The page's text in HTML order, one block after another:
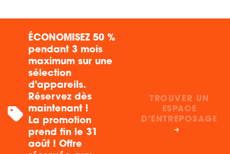
ÉCONOMISEZ 50 %
pendant 3 mois
maximum sur une
sélection
d'appareils.
Réservez dès
maintenant !
La promotion
prend fin le 31
août ! Offre
TROUVER UN
ESPACE
D'ENTREPOSAGE